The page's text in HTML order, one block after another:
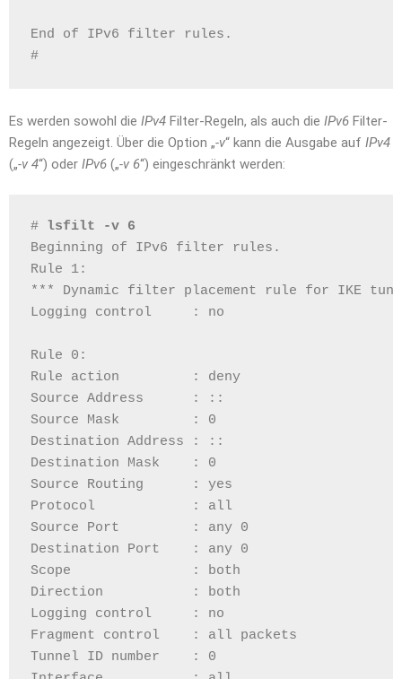
End of IPv6 filter rules.
#
Es werden sowohl die IPv4 Filter-Regeln, als auch die IPv6 Filter-
Regeln angezeigt. Über die Option „-v“ kann die Ausgabe auf IPv4
(„-v 4“) oder IPv6 („-v 6“) eingeschränkt werden:
#
lsfilt -v 6
Beginning of IPv6 filter rules.
Rule 1:
*** Dynamic filter placement rule for IKE
Logging control     : no
Rule 0:
Rule action         : deny
Source Address      : ::
Source Mask         : 0
Destination Address : ::
Destination Mask    : 0
Source Routing      : yes
Protocol            : all
Source Port         : any 0
Destination Port    : any 0
Scope               : both
Direction           : both
Logging control     : no
Fragment control    : all packets
Tunnel ID number    : 0